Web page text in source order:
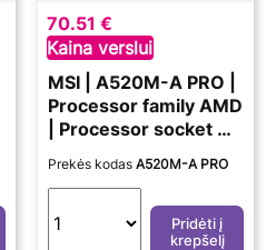
70.51 €
Kaina verslui
MSI | A520M-A PRO |
Processor family AMD
| Processor socket A
M4 | DDR4 | Memory
slots 2 | Chipset AMD
Prekės kodas A520M-A PRO
Pridėti į
krepšelį